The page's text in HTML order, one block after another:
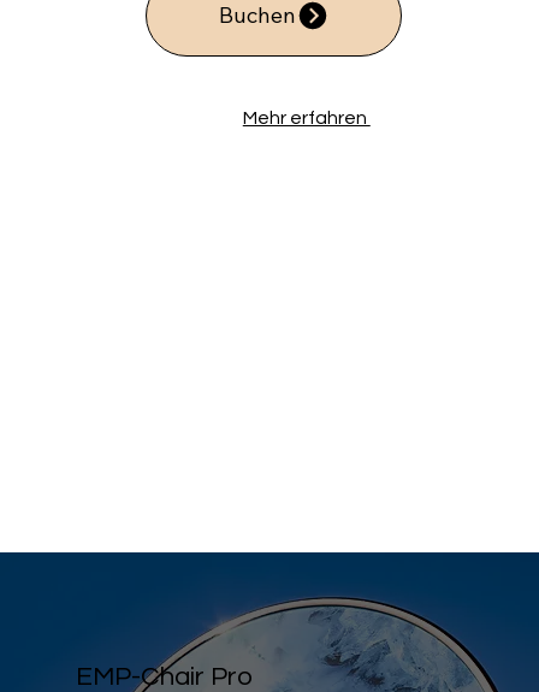
Buchen
Mehr erfahren
EMP-Chair Pro